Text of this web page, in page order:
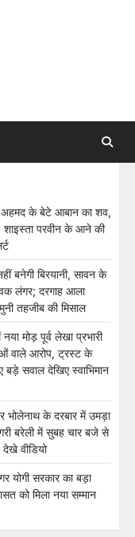
अहमद के बेटे आबान का शव,
परवीन के आने की
बनेगी बिरयानी, सावन के
लंगर; दरगाह आला
तहजीब की मिसाल
नया मोड़ पूर्व लेखा प्रभारी
वाले आरोप, ट्रस्ट के
बड़े सवाल देखिए स्वाभिमान
भोलेनाथ के दरबार में उमड़ा
बरेली में सुबह चार बजे से
देखे वीडियो
योगी सरकार का बड़ा
को मिला नया सम्मान